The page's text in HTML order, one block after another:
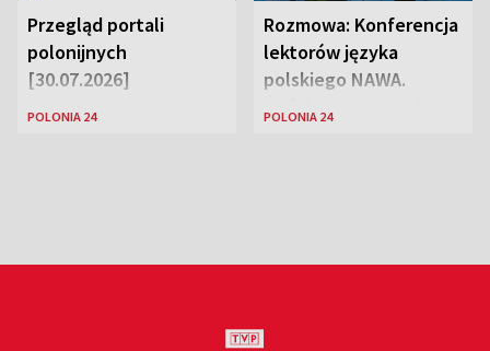
Przegląd portali
polonijnych
[30.07.2026]
POLONIA 24
Rozmowa: Konferencja
lektorów języka
polskiego NAWA.
Goście: dr Wojciech
POLONIA 24